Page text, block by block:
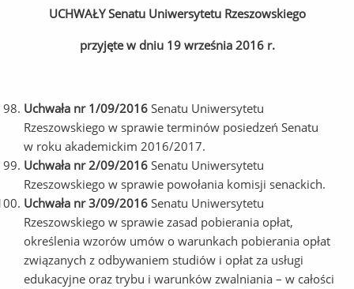
UCHWAŁY Senatu Uniwersytetu Rzeszowskiego
przyjęte w dniu 19 września 2016 r.
Uchwała nr 1/09/2016 Senatu Uniwersytetu
Rzeszowskiego w sprawie terminów posiedzeń Senatu
w roku akademickim 2016/2017.
Uchwała nr 2/09/2016 Senatu Uniwersytetu
Rzeszowskiego w sprawie powołania komisji senackich.
Uchwała nr 3/09/2016 Senatu Uniwersytetu
Rzeszowskiego w sprawie zasad pobierania opłat,
określenia wzorów umów o warunkach pobierania opłat
związanych z odbywaniem studiów i opłat za usługi
edukacyjne oraz trybu i warunków zwalniania – w całości